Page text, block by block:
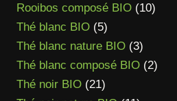
produits
Rooibos composé BIO 1010
Thé blanc BIO 55
produits
Thé blanc nature BIO 33
produits
Thé blanc composé BIO 22
Thé noir BIO 2121